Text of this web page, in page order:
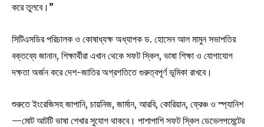
করে তুলবে।”
সিটিএসডির পরিচালক ও কোষাধ্যক্ষ অধ্যাপক ড. হোসেন আল মামুন সভাপতির
বক্তব্যে জানান, শিক্ষার্থীরা এখান থেকে সফট স্কিল, ভাষা শিক্ষা ও যোগাযোগ
দক্ষতা অর্জন করে দেশ-জাতির অগ্রগতিতে গুরুত্বপূর্ণ ভূমিকা রাখবে।
শুরুতে ইংরেজিসহ জাপানি, চায়নিজ, জার্মান, আরবি, কোরিয়ান, ফ্রেঞ্চ ও স্প্যানিশ
—মোট আটটি ভাষা শেখার সুযোগ থাকবে। পাশাপাশি সফট স্কিল ডেভেলপমেন্টের